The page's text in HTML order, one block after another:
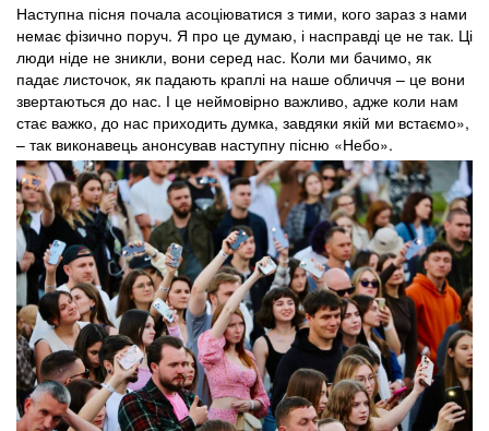
Наступна пісня почала асоціюватися з тими, кого зараз з нами
немає фізично поруч. Я про це думаю, і насправді це не так. Ці
люди ніде не зникли, вони серед нас. Коли ми бачимо, як
падає листочок, як падають краплі на наше обличчя – це вони
звертаються до нас. І це неймовірно важливо, адже коли нам
стає важко, до нас приходить думка, завдяки якій ми встаємо»,
– так виконавець анонсував наступну пісню «Небо».